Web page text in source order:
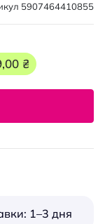
5907464410855
₴
1–3 дня